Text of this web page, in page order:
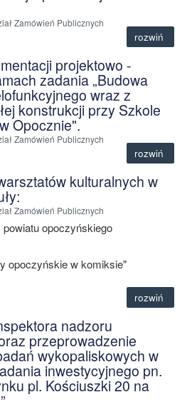
Zamówień Publicznych
rozwiń
projektowo -
zadania „Budowa
wraz z
konstrukcji przy Szkole
Opocznie".
Zamówień Publicznych
rozwiń
kulturalnych w
Zamówień Publicznych
opoczyńskiego
opoczyńskie w komiksie"
rozwiń
nadzoru
przeprowadzenie
wykopaliskowych w
inwestycyjnego pn.
pl. Kościuszki 20 na